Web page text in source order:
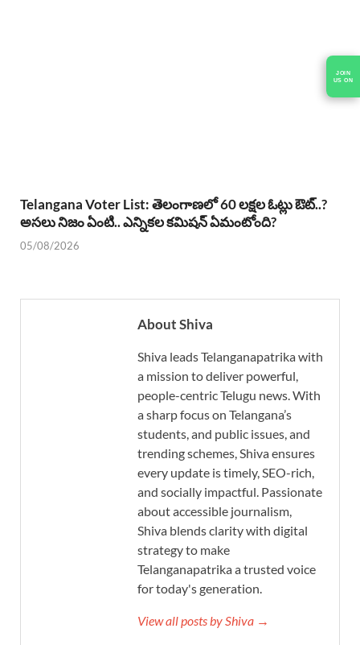
JOIN
US ON
Telangana Voter List: తెలంగాణలో 60 లక్షల ఓట్లు ఔట్..?
అసలు నిజం ఏంటి.. ఎన్నికల కమిషన్ ఏమంటోంది?
05/08/2026
About Shiva
Shiva leads Telanganapatrika with
a mission to deliver powerful,
people-centric Telugu news. With
a sharp focus on Telangana’s
students, and public issues, and
trending schemes, Shiva ensures
every update is timely, SEO-rich,
and socially impactful. Passionate
about accessible journalism,
Shiva blends clarity with digital
strategy to make
Telanganapatrika a trusted voice
for today's generation.
View all posts by Shiva →